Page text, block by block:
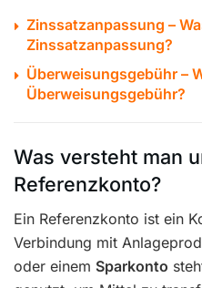
Zinssatzanpassung –
Zinssatzanpassung?
Überweisungsgebühr –
Überweisungsgebühr?
Was versteht man
Referenzkonto?
Ein Referenzkonto ist ein
Verbindung mit
oder einem Sparkonto